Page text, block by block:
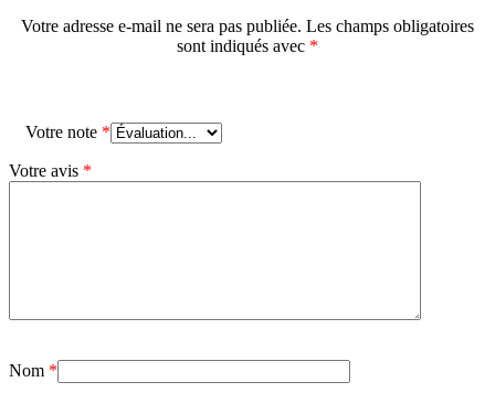
Votre adresse e-mail ne sera pas publiée. Les champs obligatoires
sont indiqués avec *
Votre note *
Votre avis *
Nom *